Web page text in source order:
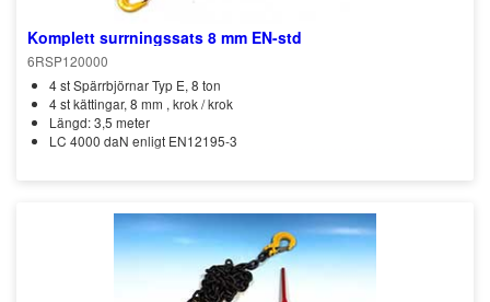
Komplett surrningssats 8 mm EN-std
6RSP120000
4 st Spärrbjörnar Typ E, 8 ton
4 st kättingar, 8 mm , krok / krok
Längd: 3,5 meter
LC 4000 daN enligt EN12195-3